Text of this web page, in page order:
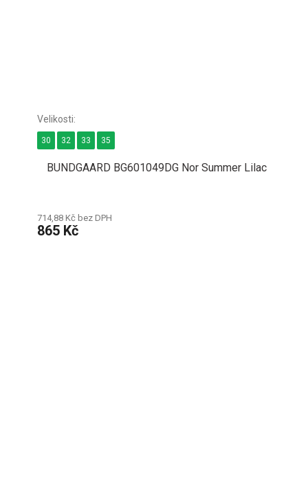
BUNDGAARD BG601049DG Nor Summer Lilac
714,88 Kč bez DPH
865 Kč
30 32 33 35